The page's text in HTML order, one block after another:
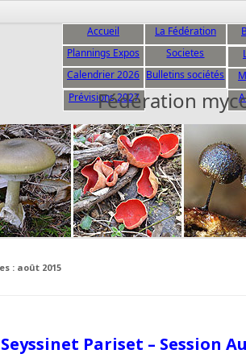
Accueil La Fédération
Plannings Expos Societes
Calendrier 2026
Prévisions 2027
Bulletins sociétés
Fédération
: août 2015
Pariset – Session